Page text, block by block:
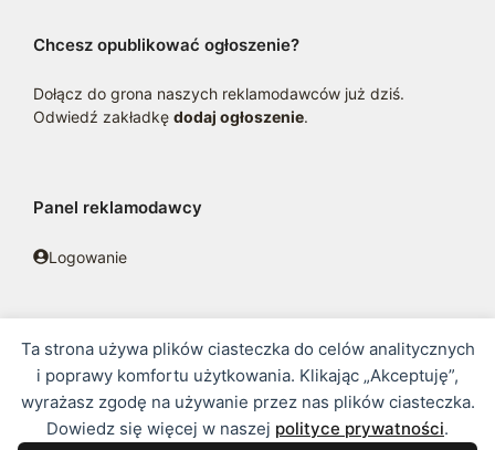
Ta strona używa plików ciasteczka do celów analitycznych
i poprawy komfortu użytkowania. Klikając „Akceptuję”,
wyrażasz zgodę na używanie przez nas plików ciasteczka.
Dowiedz się więcej w naszej polityce prywatności.
Chcesz opublikować ogłoszenie?
Dołącz do grona naszych reklamodawców już dziś.
Odwiedź zakładkę dodaj ogłoszenie.
Panel reklamodawcy
Logowanie
© 2016 - 2026 zoosklepik.pl •Polityka prywatności • Sitemap
Treść niniejszej strony internetowej nie stanowi oferty w rozumieniu
prawa handlowego.